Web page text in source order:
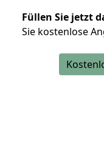
Füllen Sie jetzt
Sie kostenlose